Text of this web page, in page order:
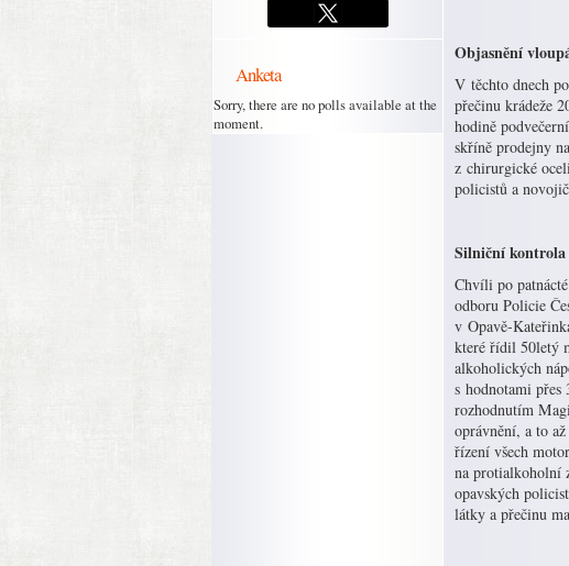
Anketa
Sorry, there are no polls available at the
moment.
Objasnění
V těchto dnech
přečinu krádeže
hodině
skříně prodejny
z chirurgické
policistů a
Silniční kontrola
Chvíli po
odboru Policie
v Opavě-
které řídil 50letý
alkoholických
s hodnotami
rozhodnutím
oprávnění, a to
řízení všech
na protialkoholní
opavských
látky a přečinu